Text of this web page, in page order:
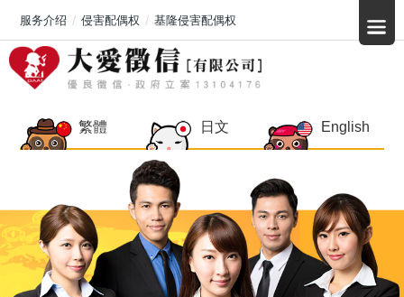
繁體 日文 English
服务介绍 侵害配偶权 基隆侵害配偶权